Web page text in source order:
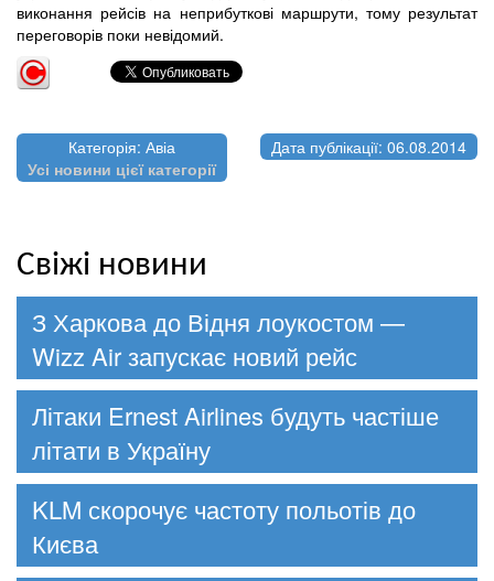
виконання рейсів на неприбуткові маршрути, тому результат
переговорів поки невідомий.
Категорія: Авіа
Усі новини цієї категорії
Дата публікації: 06.08.2014
Свіжі новини
З Харкова до Відня лоукостом —
Wizz Air запускає новий рейс
Літаки Ernest Airlines будуть частіше
літати в Україну
KLM скорочує частоту польотів до
Києва